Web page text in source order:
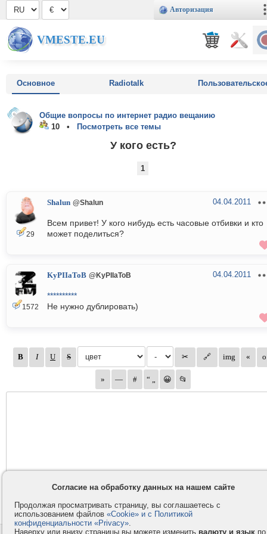
Авторизация
VMESTE.EU
Основное Radiotalk
Общие вопросы по интернет радио вещанию
10 •
Посмотреть все темы
У кого есть?
1
29
Shalun @Shalun 04.04.2011
Всем привет! У кого нибудь есть часовые отбивки и кто
может поделиться?
1572
KyPIIaToB @KyPIIaToB 04.04.2011
**********
Не нужно дублировать)
Согласие на обработку данных на нашем сайте
Продолжая просматривать страницу, вы соглашаетесь с
использованием файлов «Cookie» и с Политикой
конфиденциальности «Privacy».
Наверху или внизу страницы вы можете изменить валюту и язык по